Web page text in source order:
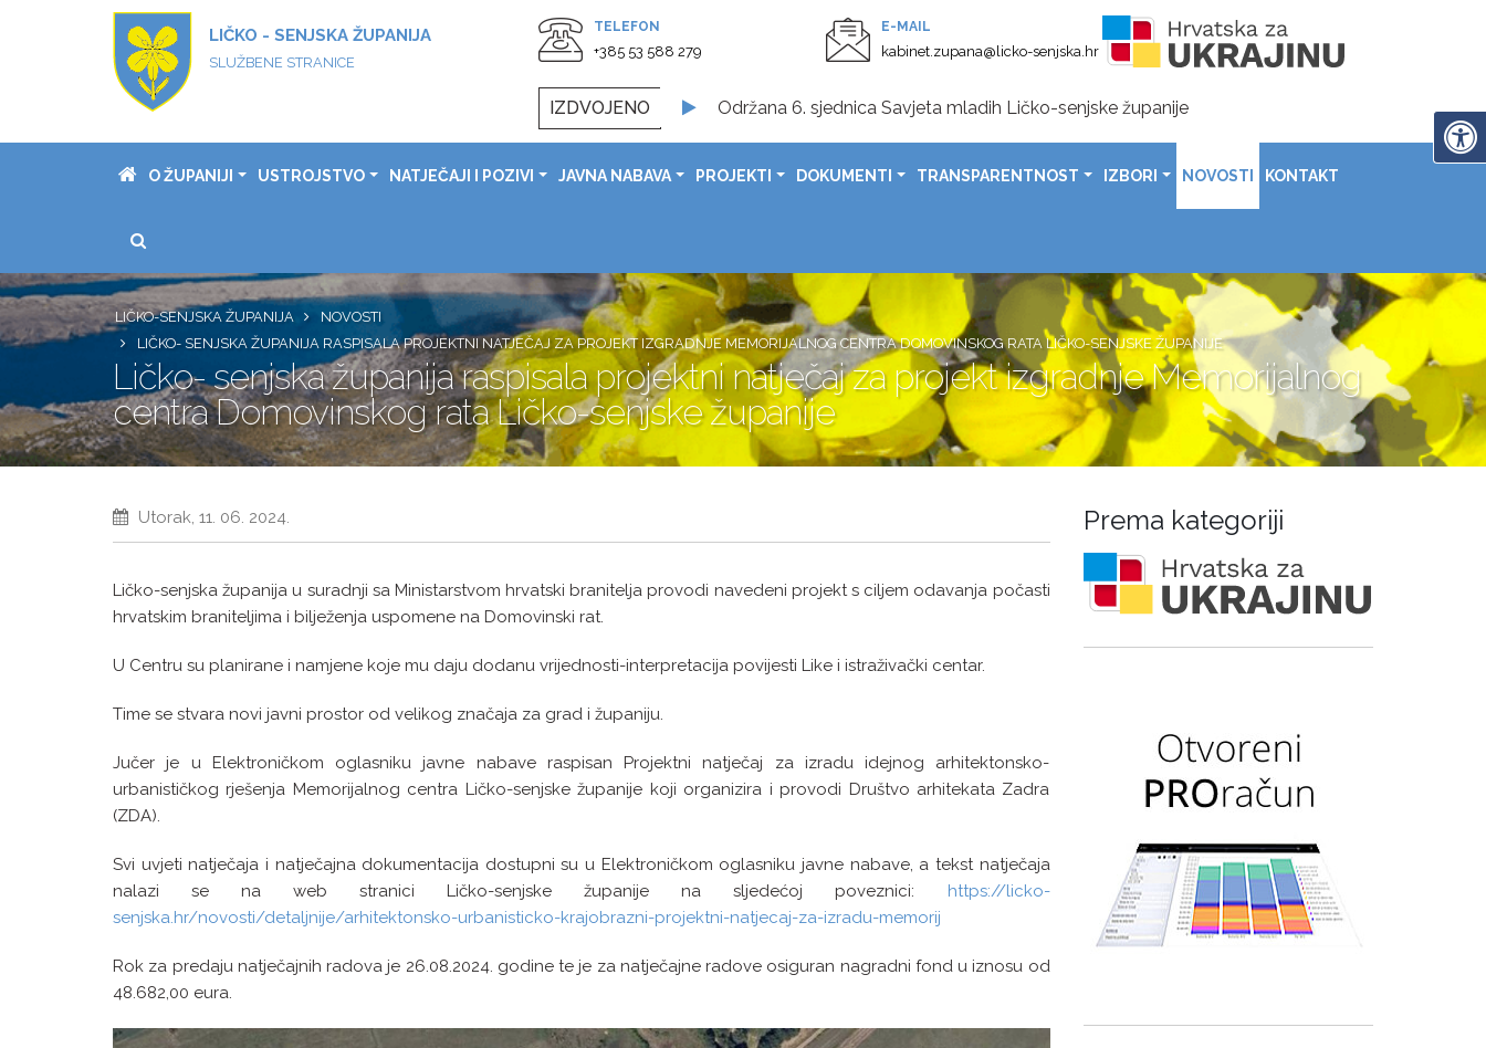
LIČKO - SENJSKA ŽUPANIJA
SLUŽBENE STRANICE
TELEFON
+385 53 588 279
E-MAIL
kabinet.zupana@licko-senjska.hr
IZDVOJENO
Svečano otvoreno obnovljeno Spomen-područje za 19 poginulih hrvatskih branitelja u
U prostorijama Ličko-senjske županije uručeni čekovi sportašima, sportskim klubovima i savezima
Svečanom sjednicom obilježen Dan Grada Gospića uz poruke ponosa, zahvalnosti i daljnjeg napretka
Čestitka župana Ernesta Petryja povodom Dana općine Lovinac
O ŽUPANIJI USTROJSTVO NATJEČAJI I POZIVI JAVNA NABAVA PROJEKTI DOKUMENTI TRANSPARENTNOST IZBORI NOVOSTI KONTAKT
LIČKO-SENJSKA ŽUPANIJA
NOVOSTI
LIČKO- SENJSKA ŽUPANIJA RASPISALA PROJEKTNI NATJEČAJ ZA PROJEKT IZGRADNJE MEMORIJALNOG CENTRA DOMOVINSKOG RATA LIČKO-SENJSKE ŽUPANIJE
Ličko- senjska županija raspisala projektni natječaj za projekt izgradnje Memorijalnog
centra Domovinskog rata Ličko-senjske županije
Utorak, 11. 06. 2024.
Ličko-senjska županija u suradnji sa Ministarstvom hrvatski branitelja provodi navedeni projekt s ciljem odavanja počasti
hrvatskim braniteljima i bilježenja uspomene na Domovinski rat.
U Centru su planirane i namjene koje mu daju dodanu vrijednosti-interpretacija povijesti Like i istraživački centar.
Time se stvara novi javni prostor od velikog značaja za grad i županiju.
Jučer je u Elektroničkom oglasniku javne nabave raspisan Projektni natječaj za izradu idejnog arhitektonsko-
urbanističkog rješenja Memorijalnog centra Ličko-senjske županije koji organizira i provodi Društvo arhitekata Zadra
(ZDA).
Svi uvjeti natječaja i natječajna dokumentacija dostupni su u Elektroničkom oglasniku javne nabave, a tekst natječaja
nalazi se na web stranici Ličko-senjske županije na sljedećoj poveznici: https://licko-
senjska.hr/novosti/detaljnije/arhitektonsko-urbanisticko-krajobrazni-projektni-natjecaj-za-izradu-memorij
Rok za predaju natječajnih radova je 26.08.2024. godine te je za natječajne radove osiguran nagradni fond u iznosu od
48.682,00 eura.
Prema kategoriji